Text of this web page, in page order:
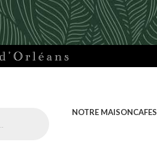
NOTRE MAISONCAFES